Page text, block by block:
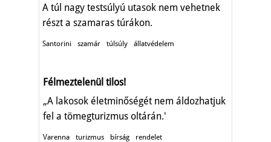
A túl nagy testsúlyú utasok nem vehetnek
részt a szamaras túrákon.
Santorini szamár túlsúly állatvédelem
Félmeztelenül tilos!
„A lakosok életminőségét nem áldozhatjuk
fel a tömegturizmus oltárán.'
Varenna turizmus bírság rendelet